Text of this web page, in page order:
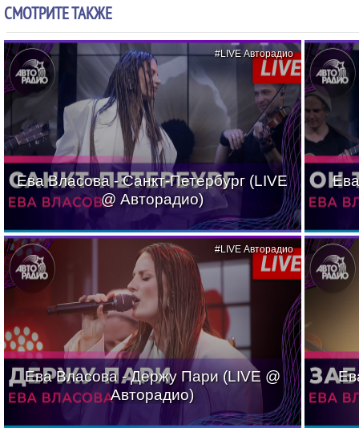
СМОТРИТЕ ТАКЖЕ
Ева Власова - Санкт-Петербург (LIVE
@ Авторадио)
#LIVE Авторадио
Ева Власова - Держу Пари (LIVE @
Авторадио)
#LIVE Авторадио